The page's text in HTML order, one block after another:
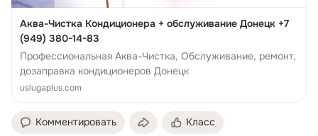
Аква-Чистка Кондиционера + обслуживание Донецк +7
(949) 380-14-83
Профессиональная Аква-Чистка, Обслуживание, ремонт,
дозаправка кондиционеров Донецк
uslugaplus.com
Комментировать Класс